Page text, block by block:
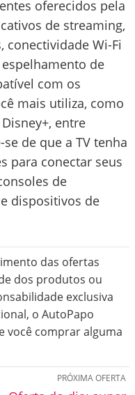
oferecidos pela
de streaming,
conectividade Wi-Fi
de
com os
mais utiliza, como
entre
de que a TV tenha
para conectar seus
de
dispositivos de
das ofertas
dos produtos ou
exclusiva
o AutoPapo
você comprar alguma
PRÓXIMA OFERTA